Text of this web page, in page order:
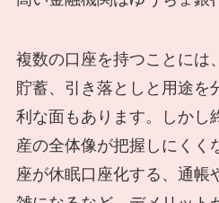
複数の口座を持つことには
貯蓄、引き落としと用途を
利な面もあります。しかし
産の全体像が把握しにくく
座が休眠口座化する、通帳